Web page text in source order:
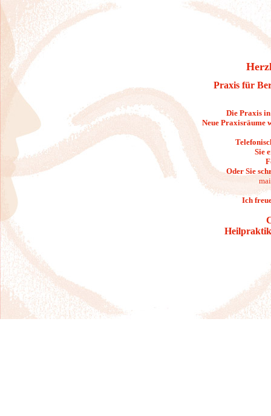
Praxis für
Die Praxis in
Neue Praxisräume
Sie
Oder Sie
Ich